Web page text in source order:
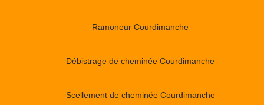
Ramoneur Courdimanche
Débistrage de cheminée Courdimanche
Scellement de cheminée Courdimanche